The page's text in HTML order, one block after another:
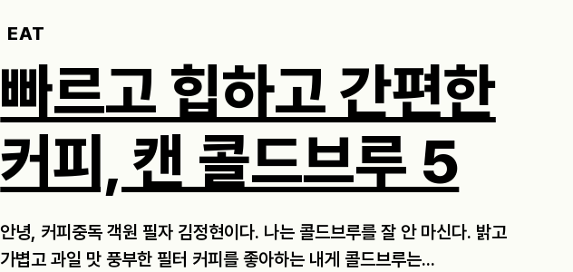
EAT
빠르고 힙하고 간편한
커피, 캔 콜드브루 5
안녕, 커피중독 객원 필자 김정현이다. 나는 콜드브루를 잘 안 마신다. 밝고
가볍고 과일 맛 풍부한 필터 커피를 좋아하는 내게 콜드브루는...